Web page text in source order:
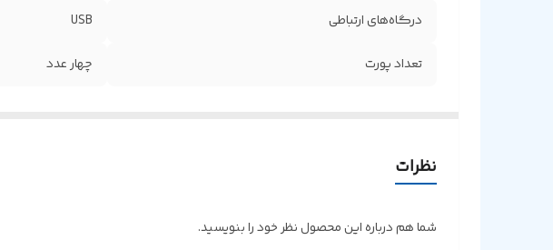
درگاه‌های ارتباطی USB
تعداد پورت‌ چهار عدد
نظرات
شما هم درباره این محصول نظر خود را بنویسید.